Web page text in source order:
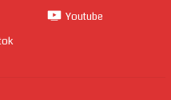
Youtube